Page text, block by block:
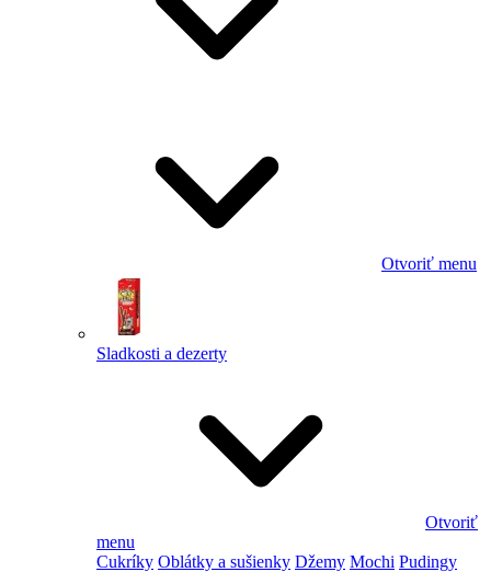
Otvoriť menu
Sladkosti a dezerty
Otvoriť
menu
Cukríky Oblátky a sušienky Džemy Mochi Pudingy